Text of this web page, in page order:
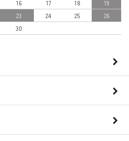
16 17 18
19
23 24 25
26
30